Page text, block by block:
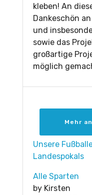
kleben! An
Dankeschön
und
sowie das
großartige
möglich
Mehr
Unsere
Landespokals
Alle Sparten
by Kirsten